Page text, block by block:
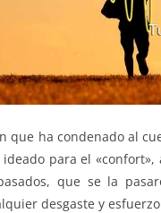
que ha condenado al
para el
que se la
desgaste y